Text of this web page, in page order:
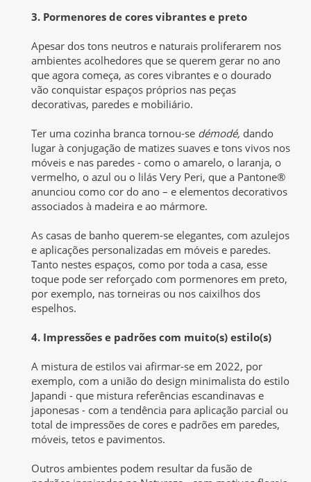
3. Pormenores de cores vibrantes e preto
Apesar dos tons neutros e naturais proliferarem nos
ambientes acolhedores que se querem gerar no ano
que agora começa, as cores vibrantes e o dourado
vão conquistar espaços próprios nas peças
decorativas, paredes e mobiliário.
Ter uma cozinha branca tornou-se démodé, dando
lugar à conjugação de matizes suaves e tons vivos nos
móveis e nas paredes - como o amarelo, o laranja, o
vermelho, o azul ou o lilás Very Peri, que a Pantone®
anunciou como cor do ano – e elementos decorativos
associados à madeira e ao mármore.
As casas de banho querem-se elegantes, com azulejos
e aplicações personalizadas em móveis e paredes.
Tanto nestes espaços, como por toda a casa, esse
toque pode ser reforçado com pormenores em preto,
por exemplo, nas torneiras ou nos caixilhos dos
espelhos.
4. Impressões e padrões com muito(s) estilo(s)
A mistura de estilos vai afirmar-se em 2022, por
exemplo, com a união do design minimalista do estilo
Japandi - que mistura referências escandinavas e
japonesas - com a tendência para aplicação parcial ou
total de impressões de cores e padrões em paredes,
móveis, tetos e pavimentos.
Outros ambientes podem resultar da fusão de